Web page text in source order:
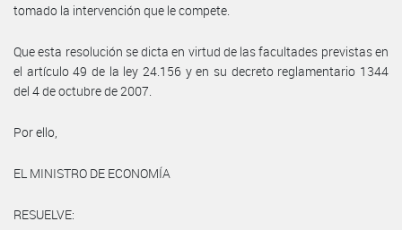
tomado la intervención que le compete.
Que esta resolución se dicta en virtud de las facultades previstas en
el artículo 49 de la ley 24.156 y en su decreto reglamentario 1344
del 4 de octubre de 2007.
Por ello,
EL MINISTRO DE ECONOMÍA
RESUELVE: